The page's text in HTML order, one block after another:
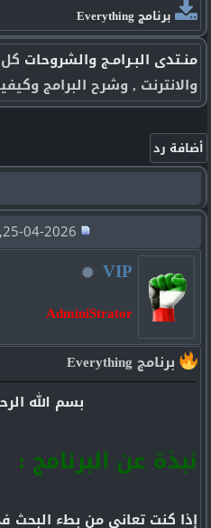
برنامج Everything
منـتدى البـرامـج والشروحات
والانترنت , وشرح البرامج
VIP
AdminiStrator
برنامج Everything
بسم الله
نبذة عن البرنامج :
إذا كنت تعاني من بطء البحث